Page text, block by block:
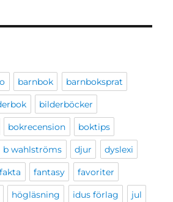
barnbok barnboksprat
bilderböcker
bokrecension boktips
b wahlströms djur dyslexi
fakta fantasy favoriter
högläsning idus förlag jul